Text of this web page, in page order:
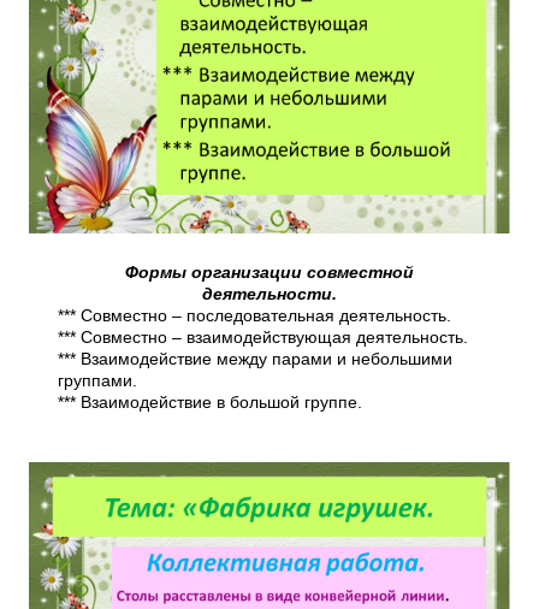
Формы организации совместной
деятельности.
*** Совместно – последовательная деятельность.
*** Совместно – взаимодействующая деятельность.
*** Взаимодействие между парами и небольшими
группами.
*** Взаимодействие в большой группе.